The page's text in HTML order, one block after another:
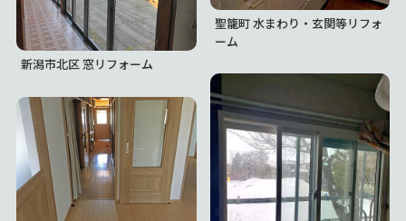
聖籠町 水まわり・玄関等リフォ
ーム
新潟市北区 窓リフォーム